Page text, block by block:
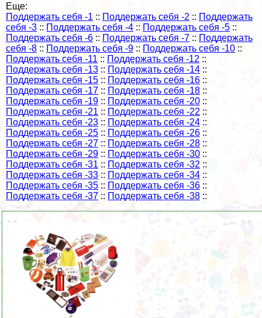
Еще:
Поддержать себя -1 :: Поддержать себя -2 :: Поддержать
себя -3 :: Поддержать себя -4 :: Поддержать себя -5 ::
Поддержать себя -6 :: Поддержать себя -7 :: Поддержать
себя -8 :: Поддержать себя -9 :: Поддержать себя -10 ::
Поддержать себя -11 :: Поддержать себя -12 ::
Поддержать себя -13 :: Поддержать себя -14 ::
Поддержать себя -15 :: Поддержать себя -16 ::
Поддержать себя -17 :: Поддержать себя -18 ::
Поддержать себя -19 :: Поддержать себя -20 ::
Поддержать себя -21 :: Поддержать себя -22 ::
Поддержать себя -23 :: Поддержать себя -24 ::
Поддержать себя -25 :: Поддержать себя -26 ::
Поддержать себя -27 :: Поддержать себя -28 ::
Поддержать себя -29 :: Поддержать себя -30 ::
Поддержать себя -31 :: Поддержать себя -32 ::
Поддержать себя -33 :: Поддержать себя -34 ::
Поддержать себя -35 :: Поддержать себя -36 ::
Поддержать себя -37 :: Поддержать себя -38 ::